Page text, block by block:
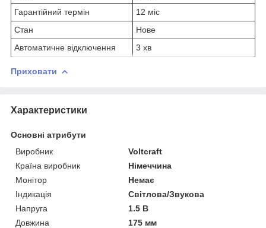
Гарантійний термін
12 міс
Стан
Нове
Автоматичне відключення
3 хв
Приховати
Характеристики
Основні атрибути
Виробник
Voltcraft
Країна виробник
Німеччина
Монітор
Немає
Індикація
Світлова/Звукова
Напруга
1.5 В
Довжина
175 мм